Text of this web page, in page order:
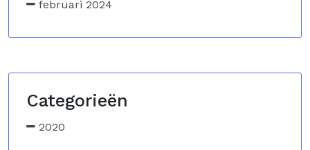
februari 2024
Categorieën
2020